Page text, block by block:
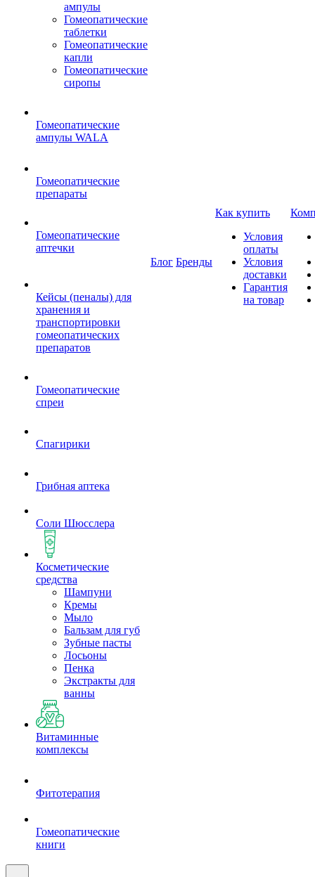
ампулы
Гомеопатические
таблетки
Гомеопатические
капли
Гомеопатические
сиропы
Гомеопатические
ампулы WALA
Гомеопатические
препараты
Гомеопатические
аптечки
Кейсы (пеналы) для
хранения и
транспортировки
гомеопатических
препаратов
Гомеопатические
спреи
Спагирики
Грибная аптека
Соли Шюсслера
Косметические
средства
Шампуни
Кремы
Мыло
Бальзам для губ
Зубные пасты
Лосьоны
Пенка
Экстракты для
ванны
Витаминные
комплексы
Фитотерапия
Гомеопатические
книги
Блог Бренды
Как купить
Условия
оплаты
Условия
доставки
Гарантия
на товар